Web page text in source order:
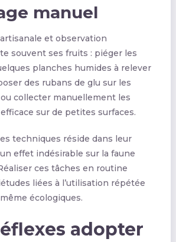
manuel
et observation
souvent ses fruits : piéger les
planches humides à relever
des rubans de glu sur les
collecter manuellement les
sur de petites surfaces.
techniques réside dans leur
effet indésirable sur la faune
ces tâches en routine
liées à l’utilisation répétée
écologiques.
adopter